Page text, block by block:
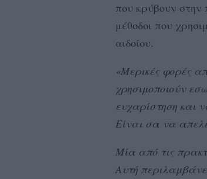
που κρύβουν στην
μέθοδοι που
αιδοίου.
«Μερικές φορές
χρησιμοποιούν
ευχαρίστηση και
Είναι σα να
Μία από τις
Αυτή